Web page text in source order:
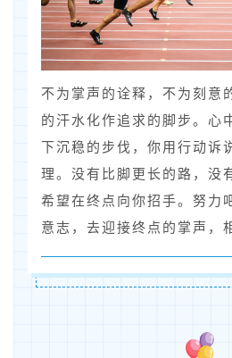
不为掌声的诠释，不为刻意
的汗水化作追求的脚步。心
下沉稳的步伐，你用行动诉
理。没有比脚更长的路，没
希望在终点向你招手。努力
意志，去迎接终点的掌声，